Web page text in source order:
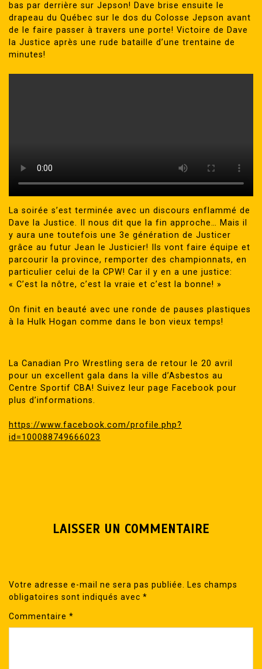
bas par derrière sur Jepson! Dave brise ensuite le
drapeau du Québec sur le dos du Colosse Jepson avant
de le faire passer à travers une porte! Victoire de Dave
la Justice après une rude bataille d’une trentaine de
minutes!
La soirée s’est terminée avec un discours enflammé de
Dave la Justice. Il nous dit que la fin approche… Mais il
y aura une toutefois une 3e génération de Justicer
grâce au futur Jean le Justicier! Ils vont faire équipe et
parcourir la province, remporter des championnats, en
particulier celui de la CPW! Car il y en a une justice:
« C’est la nôtre, c’est la vraie et c’est la bonne! »
On finit en beauté avec une ronde de pauses plastiques
à la Hulk Hogan comme dans le bon vieux temps!
La Canadian Pro Wrestling sera de retour le 20 avril
pour un excellent gala dans la ville d’Asbestos au
Centre Sportif CBA! Suivez leur page Facebook pour
plus d’informations.
https://www.facebook.com/profile.php?
id=100088749666023
LAISSER UN COMMENTAIRE
Votre adresse e-mail ne sera pas publiée.
Les champs
obligatoires sont indiqués avec *
Commentaire *